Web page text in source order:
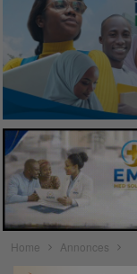
Home Annonces